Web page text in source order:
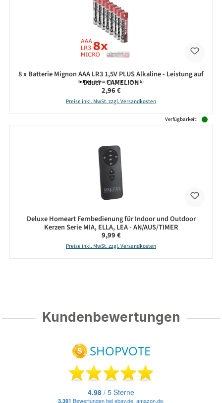
8 x Batterie Mignon AAA LR3 1,5V PLUS Alkaline - Leistung auf
Dauer - CAMELION
Inhalt:8 Stück(0,37 € / 1 Stück)
Regulärer Preis:
2,96 €
Preise inkl. MwSt. zzgl. Versandkosten
Verfügbarkeit:
Deluxe Homeart Fernbedienung für Indoor und Outdoor
Kerzen Serie MIA, ELLA, LEA - AN/AUS/TIMER
Regulärer Preis:
9,99 €
Preise inkl. MwSt. zzgl. Versandkosten
Kundenbewertungen